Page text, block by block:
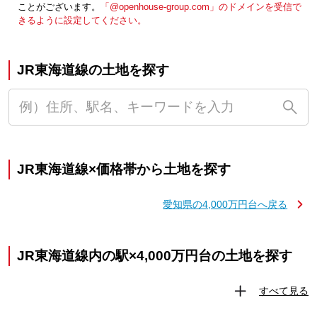
ことがございます。
「@openhouse-group.com」のドメインを受信で
きるように設定してください。
JR東海道線の土地を探す
JR東海道線×価格帯から土地を探す
愛知県の4,000万円台へ戻る
JR東海道線内の駅×4,000万円台の土地を探す
すべて見る